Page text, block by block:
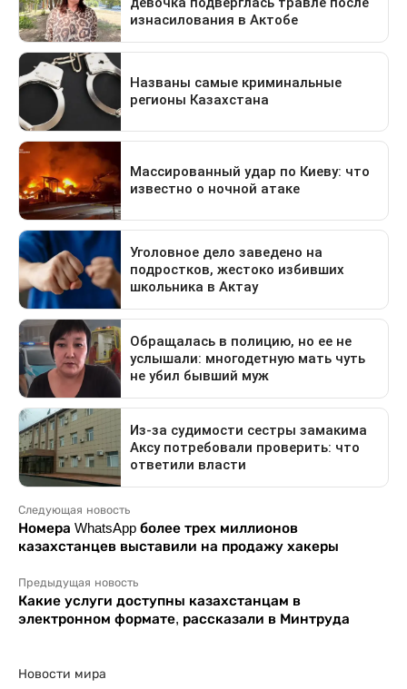
Следующая новость
Номера WhatsApp более трех миллионов
казахстанцев выставили на продажу хакеры
Предыдущая новость
Какие услуги доступны казахстанцам в
электронном формате, рассказали в Минтруда
Новости мира